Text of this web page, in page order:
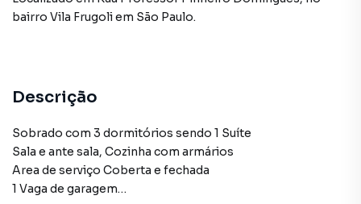
bairro Vila Frugoliem São Paulo.
Descrição
Sobrado com 3 dormitórios sendo 1 Suíte
Sala e ante sala, Cozinha com armários
Area de serviço Coberta e fechada
1 Vaga de garagem